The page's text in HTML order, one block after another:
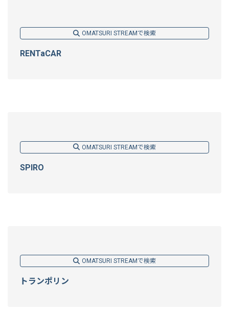
OMATSURI STREAMで検索
RENTaCAR
OMATSURI STREAMで検索
SPIRO
OMATSURI STREAMで検索
トランポリン